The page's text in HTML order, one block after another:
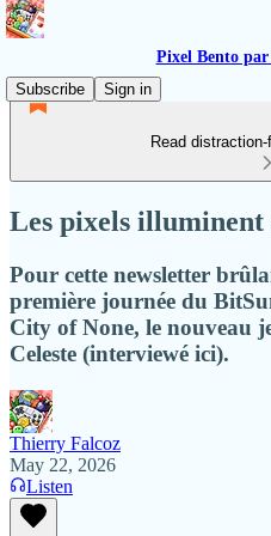
Pixel Bento
Subscribe
Sign in
Read
Les pixels illuminent
Pour cette newsletter
première journée du
City of None, le nouveau
Celeste (interviewé ici).
Thierry Falcoz
May 22, 2026
Listen